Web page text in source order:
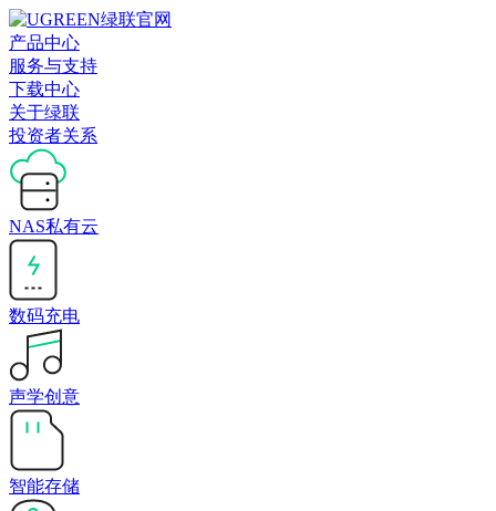
产品中心
服务与支持
下载中心
关于绿联
投资者关系
NAS私有云
数码充电
声学创意
智能存储